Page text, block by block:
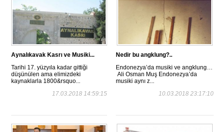
Aynalıkavak Kasrı ve Musiki...
Tarihi 17. yüzyıla kadar gittiği
düşünülen ama elimizdeki
kaynaklarla 1800&rsquo...
17.03.2018 14:59:15
Nedir bu angklung?..
Endonezya’da musiki ve angklung…
Ali Osman Muş Endonezya’da
musiki aynı z...
10.03.2018 23:17:10